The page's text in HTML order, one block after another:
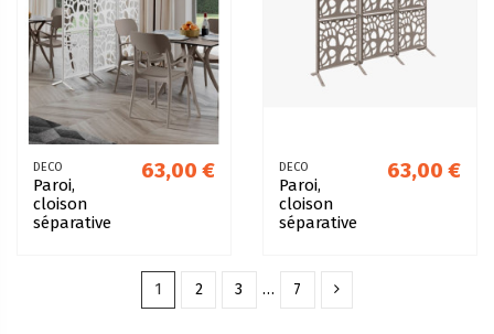
DECO
Paroi,
cloison
séparative
63,00 € DECO
Paroi,
cloison
séparative
(set de 3
pcs)
63,00 €
1 2 3 … 7